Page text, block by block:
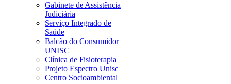
Gabinete de Assistência
Judiciária
Serviço Integrado de
Saúde
Balcão do Consumidor
UNISC
Clínica de Fisioterapia
Projeto Espectro Unisc
Centro Socioambiental